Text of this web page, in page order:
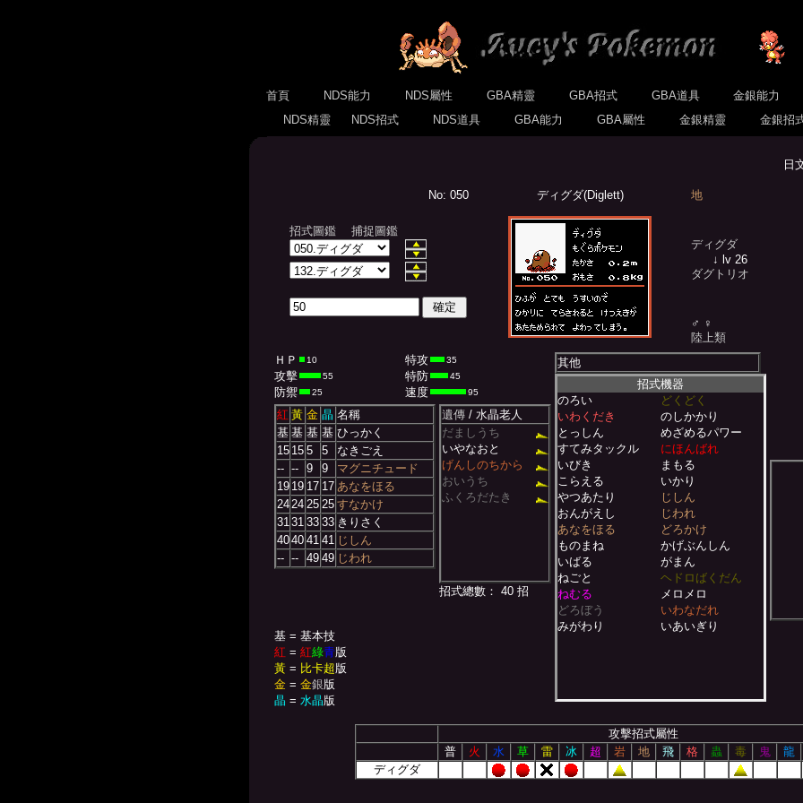
首頁 NDS能力 NDS屬性 GBA精靈 GBA招式 GBA道具
金銀能力
NDS精靈
NDS招式 NDS道具 GBA能力 GBA屬性 金銀精靈 金銀招
日
No: 050 ディグダ(Diglett) 地
招式圖鑑
捕捉圖鑑
ディグダ
↓ lv 26
ダグトリオ
♂ ♀
陸上類
ＨＰ
10 特攻 35
攻擊 55 特防 45
防禦 25 速度 95
其他
招式機器
のろい
どくどく
いわくだき
のしかかり
とっしん
めざめるパワー
すてみタックル
にほんばれ
いびき
まもる
こらえる
いかり
やつあたり
じしん
おんがえし
じわれ
あなをほる
どろかけ
ものまね
かげぶんしん
いばる
がまん
ねごと
ヘドロばくだん
ねむる
メロメロ
どろぼう
いわなだれ
みがわり
いあいぎり
紅 黃 金 晶 名稱
基 基 基 基 ひっかく
15 15 5 5
なきごえ
-- -- 9 9
マグニチュード
19 19 17 17 あなをほる
2424 25 25 すなかけ
3131 33 33 きりさく
4040 41 41 じしん
-- -- 49 49 じわれ
基 = 基本技
紅 = 紅綠青版
黃= 比卡超 版
金= 金銀 版
晶 = 水晶 版
遺傳/ 水晶老人
だましうち
いやなおと
げんしのちから
おいうち
ふくろだたき
招式總數： 40 招
攻擊招式屬性
普
火 水 草 雷 冰 超 岩 地 飛 格 蟲 毒 鬼
龍
ディグダ